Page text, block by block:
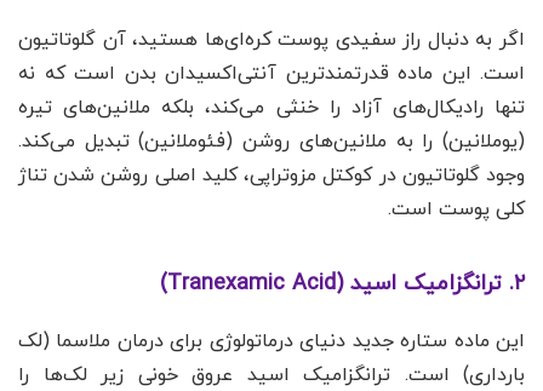
اگر به دنبال راز سفیدی پوست کره‌ای‌ها هستید، آن گلوتاتیون
است. این ماده قدرتمندترین آنتی‌اکسیدان بدن است که نه
تنها رادیکال‌های آزاد را خنثی می‌کند، بلکه ملانین‌های تیره
(یوملانین) را به ملانین‌های روشن (فئوملانین) تبدیل می‌کند.
وجود گلوتاتیون در کوکتل مزوتراپی، کلید اصلی روشن شدن تناژ
کلی پوست است.
۲. ترانگزامیک اسید (Tranexamic Acid)
این ماده ستاره جدید دنیای درماتولوژی برای درمان ملاسما (لک
بارداری) است. ترانگزامیک اسید عروق خونی زیر لک‌ها را